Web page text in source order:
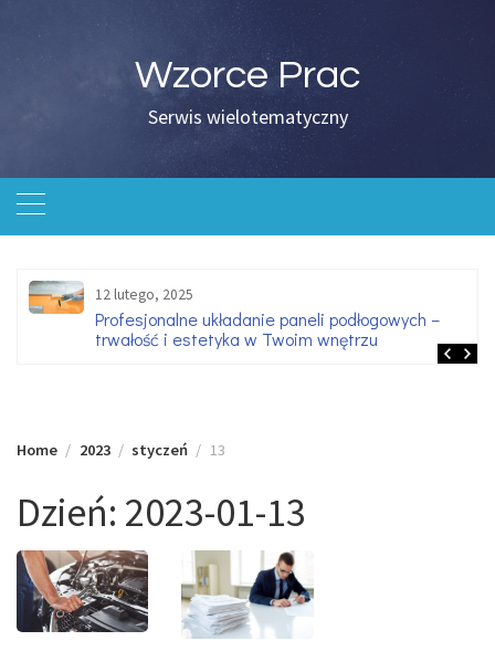
content
Wzorce Prac
Serwis wielotematyczny
12 lutego, 2025
Profesjonalne układanie paneli podłogowych –
trwałość i estetyka w Twoim wnętrzu
Home 2023 styczeń 13
Dzień: 2023-01-13